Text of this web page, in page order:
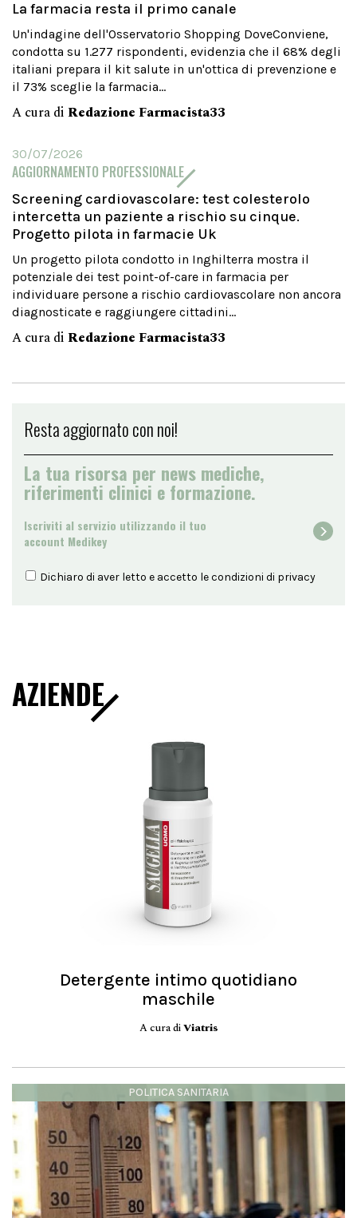
La farmacia resta il primo canale
Un'indagine dell'Osservatorio Shopping DoveConviene,
condotta su 1.277 rispondenti, evidenzia che il 68% degli
italiani prepara il kit salute in un'ottica di prevenzione e
il 73% sceglie la farmacia...
A cura di Redazione Farmacista33
30/07/2026
AGGIORNAMENTO PROFESSIONALE
Screening cardiovascolare: test colesterolo
intercetta un paziente a rischio su cinque.
Progetto pilota in farmacie Uk
Un progetto pilota condotto in Inghilterra mostra il
potenziale dei test point-of-care in farmacia per
individuare persone a rischio cardiovascolare non ancora
diagnosticate e raggiungere cittadini...
A cura di Redazione Farmacista33
Resta aggiornato con noi!
La tua risorsa per news mediche,
riferimenti clinici e formazione.
Iscriviti al servizio utilizzando il tuo
account Medikey
Dichiaro di aver letto e accetto le condizioni di privacy
AZIENDE
Detergente intimo quotidiano
maschile
A cura diViatris
POLITICA SANITARIA